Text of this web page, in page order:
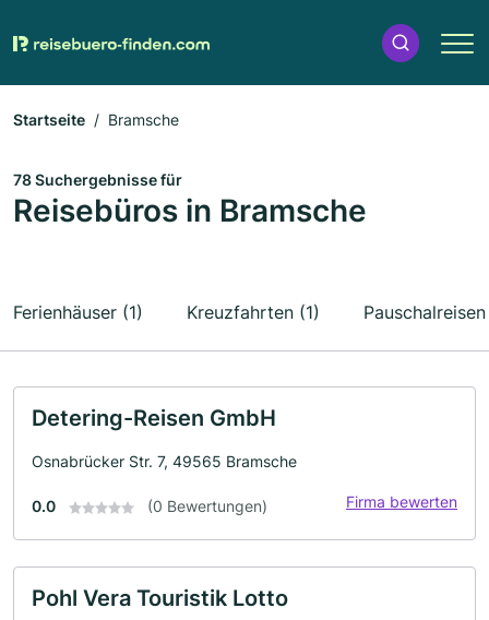
Startseite Bramsche
78 Suchergebnisse für
Reisebüros in Bramsche
Ferienhäuser (1) Kreuzfahrten (1)
Detering-Reisen GmbH
Osnabrücker Str. 7, 49565 Bramsche
0.0 (0 Bewertungen) Firma bewerten
Pohl Vera Touristik Lotto